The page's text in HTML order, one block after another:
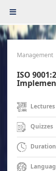
Management
ISO
Lectures
Quizzes
Duration